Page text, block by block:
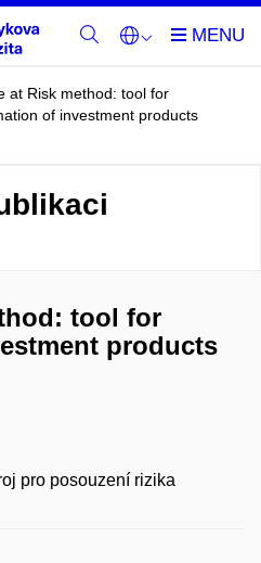
at Risk method: tool for
of investment products
tool for
products
pro posouzení rizika